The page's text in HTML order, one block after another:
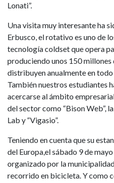
Lonati”.
Una visita muy interesante ha
Erbusco, el rotativo es uno de
tecnología coldset que opera
produciendo unos 150 millones
distribuyen anualmente en
También nuestros estudiantes
acercarse al ámbito
del sector como “Bison Web”,
Lab y “Vigasio”.
Teniendo en cuenta que su
del Europa,el sábado 9 de
organizado por la
recorrido en bicicleta. Y como